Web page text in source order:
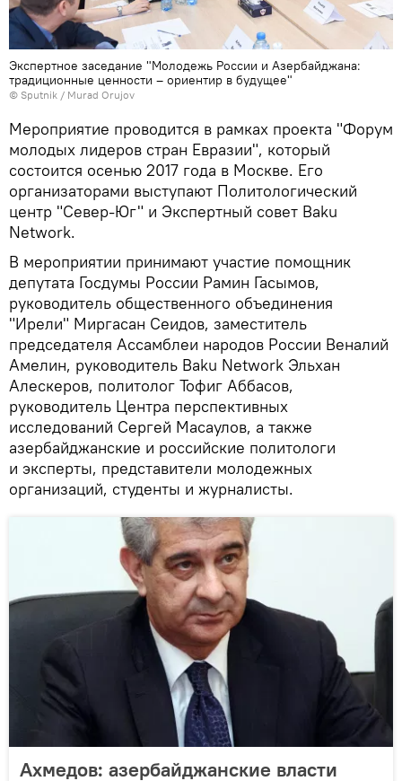
Экспертное заседание "Молодежь России и Азербайджана:
традиционные ценности – ориентир в будущее"
© Sputnik / Murad Orujov
Мероприятие проводится в рамках проекта "Форум
молодых лидеров стран Евразии", который
состоится осенью 2017 года в Москве. Его
организаторами выступают Политологический
центр "Север-Юг" и Экспертный совет Baku
Network.
В мероприятии принимают участие помощник
депутата Госдумы России Рамин Гасымов,
руководитель общественного объединения
"Ирели" Миргасан Сеидов, заместитель
председателя Ассамблеи народов России Веналий
Амелин, руководитель Baku Network Эльхан
Алескеров, политолог Тофиг Аббасов,
руководитель Центра перспективных
исследований Сергей Масаулов, а также
азербайджанские и российские политологи
и эксперты, представители молодежных
организаций, студенты и журналисты.
Ахмедов: азербайджанские власти